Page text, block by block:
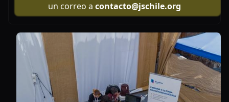
un correo a contacto@jschile.org